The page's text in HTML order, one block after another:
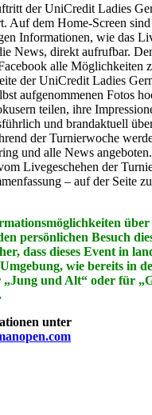
der UniCredit Ladies
Auf dem Home-Screen
Informationen, wie das
News, direkt aufrufbar.
alle Möglichkeiten
der UniCredit Ladies
aufgenommenen Fotos
teilen, ihre
und brandaktuell
der Turnierwoche
und alle News
Livegeschehen der
– auf der Seite
über
persönlichen Besuch
dass dieses Event in
wie bereits in
und Alt“ oder für
unter